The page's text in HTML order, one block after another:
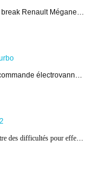
Mégane II 1.5DCi 106CV.
pression turbo .
l'apprentissage de clé neuve sur Clio 2 phase